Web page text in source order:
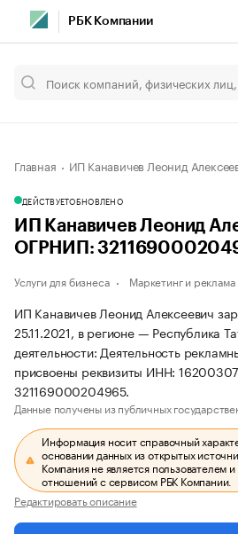
РБК Компании
Главная ИП Канавичев Леонид
ДЕЙСТВУЕТОБНОВЛЕНО
ИП Канавичев Леонид
ОГРНИП:
Услуги для бизнеса Маркетинг и реклама
ИП Канавичев Леонид Алексеевич
25.11.2021, в регионе — Республика
деятельности: Деятельность
присвоены реквизиты ИНН:
321169000204965.
Данные получены из публичных
Информация носит справочный
основании данных из открытых
Компания не является пользователем
отношений с сервисом РБК Компании.
Редактировать описание